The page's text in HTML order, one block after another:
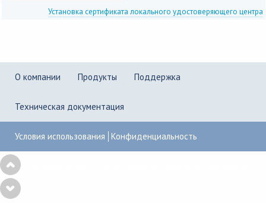
Установка сертификата локального удостоверяющего центра
О компании Продукты Поддержка
Техническая документация
Условия использования Конфиденциальность